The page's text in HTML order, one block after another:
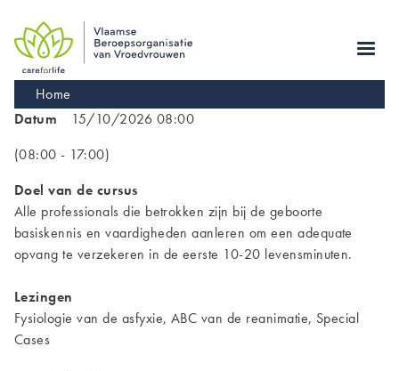
main
navigation
Kruimelpad
Home
Datum
15/10/2026 08:00
(08:00 - 17:00)
Doel van de cursus
Alle professionals die betrokken zijn bij de geboorte
basiskennis en vaardigheden aanleren om een adequate
opvang te verzekeren in de eerste 10-20 levensminuten.
Lezingen
Fysiologie van de asfyxie, ABC van de reanimatie, Special
Cases